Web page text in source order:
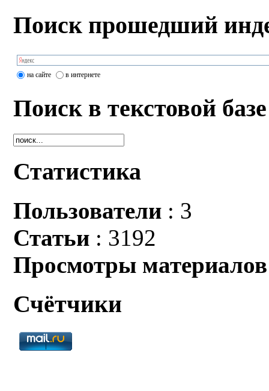
Поиск прошедший
на сайте в интернете
Поиск в текстовой базе
Статистика
Пользователи : 3
Статьи : 3192
Просмотры материалов
Счётчики